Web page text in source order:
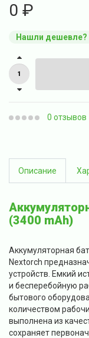
0 ₽
Нашли дешевле?
0 отзывов
Описание
(3400 mAh)
Аккумуляторная
Nextorch
устройств. Емкий
и бесперебойную
бытового
количеством
выполнена из
сохраняет